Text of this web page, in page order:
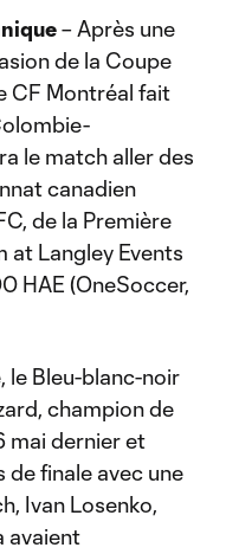
– Après une
de la Coupe
CF Montréal fait
le match aller des
canadien
de la Première
at Langley Events
HAE (OneSoccer,
le Bleu-blanc-noir
champion de
mai dernier et
de finale avec une
Ivan Losenko,
avaient